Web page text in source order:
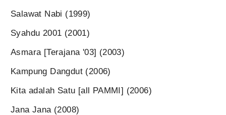
Salawat Nabi (1999)
Syahdu 2001 (2001)
Asmara [Terajana '03] (2003)
Kampung Dangdut (2006)
Kita adalah Satu [all PAMMI] (2006)
Jana Jana (2008)